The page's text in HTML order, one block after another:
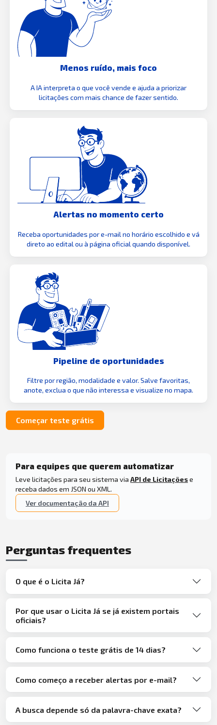
Menos ruído, mais foco
A IA interpreta o que você vende e ajuda a priorizar
licitações com mais chance de fazer sentido.
Alertas no momento certo
Receba oportunidades por e-mail no horário escolhido e vá
direto ao edital ou à página oficial quando disponível.
Pipeline de oportunidades
Filtre por região, modalidade e valor. Salve favoritas,
anote, exclua o que não interessa e visualize no mapa.
Começar teste grátis
Para equipes que querem automatizar
Leve licitações para seu sistema via API de Licitaçõese
receba dados em JSON ou XML.
Ver documentação da API
Perguntas frequentes
O que é o Licita Já?
Por que usar o Licita Já se já existem portais
oficiais?
Como funciona o teste grátis de 14 dias?
Como começo a receber alertas por e-mail?
A busca depende só da palavra-chave exata?